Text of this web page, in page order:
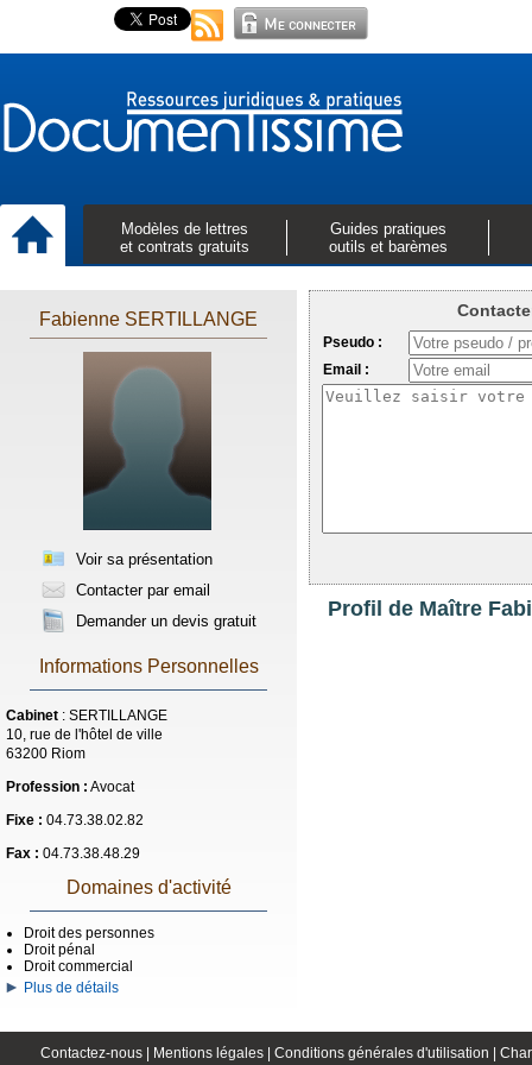
Modèles de lettres
et contrats gratuits
Guides pratiques
outils et barèmes
Fabienne SERTILLANGE
Voir sa présentation
Contacter par email
Demander un devis gratuit
Informations Personnelles
Cabinet : SERTILLANGE
10, rue de l'hôtel de ville
63200 Riom
Profession : Avocat
Fixe : 04.73.38.02.82
Fax : 04.73.38.48.29
Domaines d'activité
Droit des personnes
Droit pénal
Droit commercial
Plus de détails
Pseudo :
Email :
Profil de Maître
Contactez-nous | Mentions légales | Conditions générales d'utilisation |